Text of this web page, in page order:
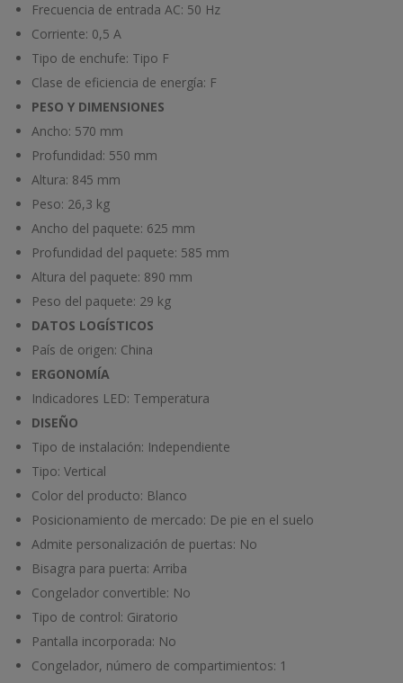
Frecuencia de entrada AC: 50 Hz
Corriente: 0,5 A
Tipo de enchufe: Tipo F
Clase de eficiencia de energía: F
PESO Y DIMENSIONES
Ancho: 570 mm
Profundidad: 550 mm
Altura: 845 mm
Peso: 26,3 kg
Ancho del paquete: 625 mm
Profundidad del paquete: 585 mm
Altura del paquete: 890 mm
Peso del paquete: 29 kg
DATOS LOGÍSTICOS
País de origen: China
ERGONOMÍA
Indicadores LED: Temperatura
DISEÑO
Tipo de instalación: Independiente
Tipo: Vertical
Color del producto: Blanco
Posicionamiento de mercado: De pie en el suelo
Admite personalización de puertas: No
Bisagra para puerta: Arriba
Congelador convertible: No
Tipo de control: Giratorio
Pantalla incorporada: No
Congelador, número de compartimientos: 1